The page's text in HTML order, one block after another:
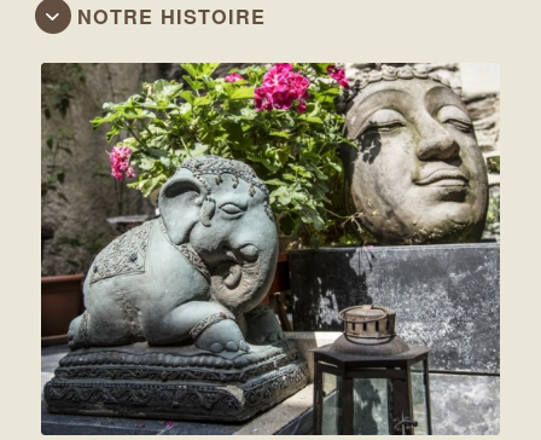
NOTRE HISTOIRE